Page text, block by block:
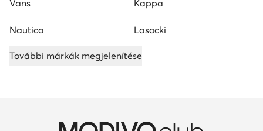
Vans Kappa
Nautica Lasocki
További márkák megjelenítése